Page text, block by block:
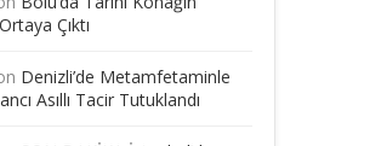
Çıktı
Denizli’de Metamfetaminle
Asıllı Tacir Tutuklandı